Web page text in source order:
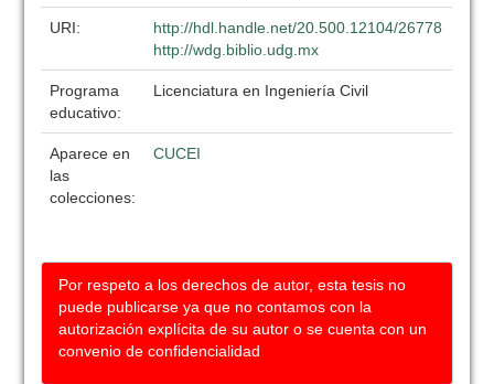
URI:
http://hdl.handle.net/20.500.12104/26778
http://wdg.biblio.udg.mx
Programa
educativo:
Licenciatura en Ingeniería Civil
Aparece en
las
colecciones:
CUCEI
Por respeto a los derechos de autor, esta tesis no
puede publicarse ya que no contamos con la
autorización explícita de su autor o se cuenta con un
convenio de confidencialidad